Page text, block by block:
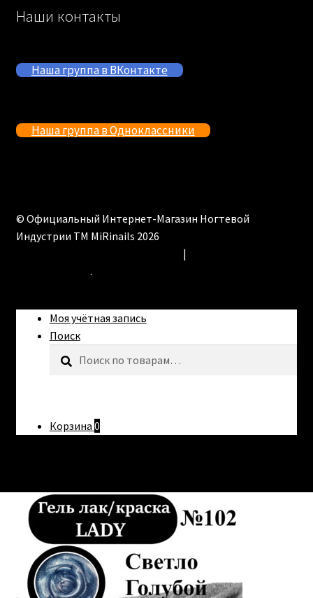
Наши контакты
Наша группа в ВКонтакте
Наша группа в Одноклассники
© Официальный Интернет-Магазин Ногтевой
Индустрии ТМ MiRinails 2026
.
Моя учётная запись
Поиск
Корзина 0